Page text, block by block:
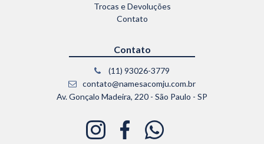
Trocas e Devoluções
Contato
Contato
(11) 93026-3779
contato@namesacomju.com.br
Av. Gonçalo Madeira, 220 - São Paulo - SP